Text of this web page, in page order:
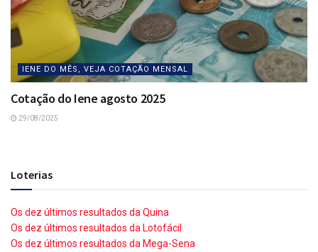
IENE DO MÊS, VEJA COTAÇÃO MENSAL
Cotação do Iene agosto 2025
29/08/2025
Loterias
Os dez últimos resultados da Quina
Os dez últimos resultados da Lotofácil
Os dez últimos resultados da Mega-Sena